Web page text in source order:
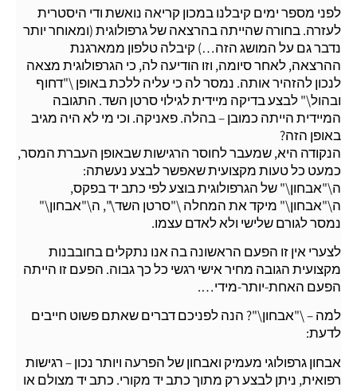
לפני מספר ימים קיבלנו במכון קריאה נואשת ודי היסטרית
לעזרה. בחורה שהייתה בהרצאה של גרפולוגית (ומאוחר יותר
נדבר גם על המושג הזה…) קיבלה טלפון ממארגנת
ההרצאה, לאחר סיומה, וזו הודיעה לה, כי הגרפולוגית מצאה
לנכון להזהיר אותה. נמסר לה כי עליה ללכת באופן \"דחוף
ובהול\" לבצע בדיקה מיידית לגילוי סרטן השד. התגובה
המיידית הייתה כמובן – בהלה. פאניקה. וכי מי לא היה מגיב
באופן הזה?
הנקודה היא, שמעבר לחוסר הרגישות שבאופן העברת המסר,
כמעט כל טעות מקצועית שאפשר לבצע נעשתה:
ה\"אבחון\" של הגרפולוגית בוצע לפי כתב יד בפקס,
ה\"אבחון\" מיקד את המחלה \"סרטן השד\", ה\"אבחון\"
נמסר לגורם שלישי ולא לאדם עצמו.
לצערי אין זו הפעם הראשונה בה אנו נתקלים בחובבנות
מקצועית הגובה מחיר אישי רגשי כל כך גבוה. הפעם זו הייתה
הפעם האחת-יותר-מידי….
למה – \"אבחון\"? הנה לפניכם דברים שאתם פשוט חייבים
לדעת:
אבחון גרפולוגי מעמיק ואבחון של הפרעה ויותר נכון – רגישות
רפואית, ניתן לבצע רק מתוך כתב יד מקורי. כתב יד מצולם או